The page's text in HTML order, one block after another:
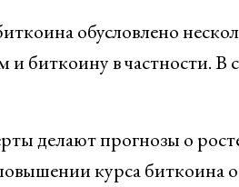
обусловлено
биткоину в частности. В
делают прогнозы о
курса биткоина